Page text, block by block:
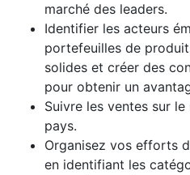
marché des leaders.
Identifier les acteurs
portefeuilles de
solides et créer des
pour obtenir un
Suivre les ventes sur
pays.
Organisez vos efforts
en identifiant les